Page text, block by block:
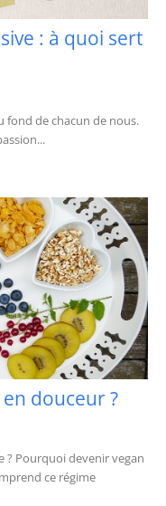
: à quoi sert
fond de chacun de nous.
douceur ?
? Pourquoi devenir vegan
ce régime